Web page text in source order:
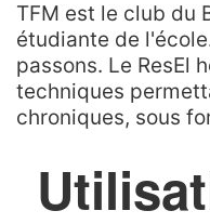
TFM est le club du
étudiante de
passons. Le ResEl
techniques
chroniques, sous